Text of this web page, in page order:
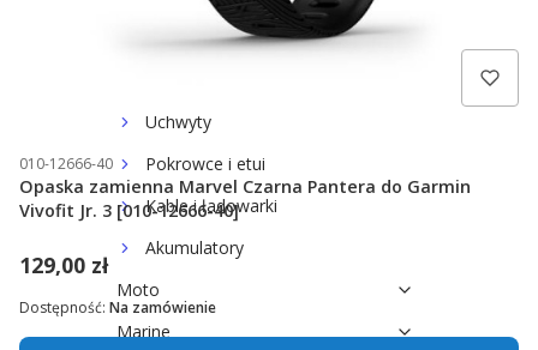
Czujniki fitness
Uchwyty
Pokrowce i etui
Kable i ładowarki
Akumulatory
Moto
Marine
010-12666-40
Opaska zamienna Marvel Czarna Pantera do Garmin
Vivofit Jr. 3 [010-12666-40]
129,00 zł
Dostępność: Na zamówienie